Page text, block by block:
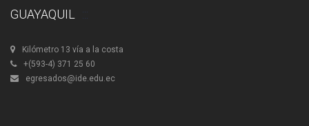
GUAYAQUIL
Kilómetro 13 vía a la costa
+(593-4) 371 25 60
egresados@ide.edu.ec